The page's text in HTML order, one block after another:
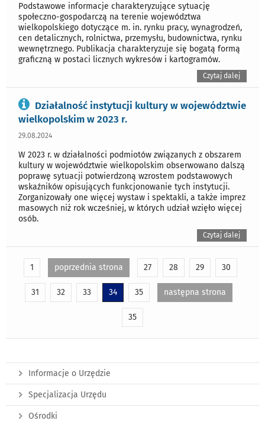
Podstawowe informacje charakteryzujące sytuację
społeczno-gospodarczą na terenie województwa
wielkopolskiego dotyczące m. in. rynku pracy, wynagrodzeń,
cen detalicznych, rolnictwa, przemysłu, budownictwa, rynku
wewnętrznego. Publikacja charakteryzuje się bogatą formą
graficzną w postaci licznych wykresów i kartogramów.
Czytaj dalej
Działalność instytucji kultury w województwie
wielkopolskim w 2023 r.
29.08.2024
W 2023 r. w działalności podmiotów związanych z obszarem
kultury w województwie wielkopolskim obserwowano dalszą
poprawę sytuacji potwierdzoną wzrostem podstawowych
wskaźników opisujących funkcjonowanie tych instytucji.
Zorganizowały one więcej wystaw i spektakli, a także imprez
masowych niż rok wcześniej, w których udział wzięło więcej
osób.
Czytaj dalej
1 poprzednia strona 27 28 29 30
31 32 33 34 35 następna strona
35
Informacje o Urzędzie
Specjalizacja Urzędu
Ośrodki